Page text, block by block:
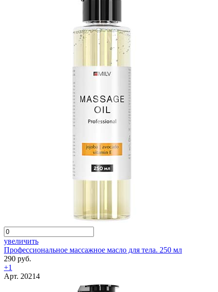
увеличить
Профессиональное массажное масло для тела. 250 мл
290 руб.
+1
Арт. 20214